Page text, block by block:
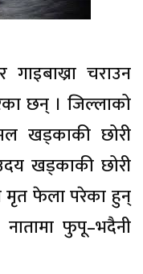
चराउन
छन् । जिल्लाको
खड्काकी छोरी
खड्काकी छोरी
मृत फेला परेका हुन्
फुपू–भदैनी